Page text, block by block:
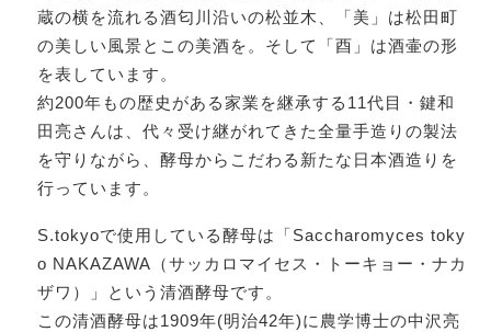
蔵の横を流れる酒匂川沿いの松並木、「美」は松田町
の美しい風景とこの美酒を。そして「酉」は酒壷の形
を表しています。
約200年もの歴史がある家業を継承する11代目・鍵和
田亮さんは、代々受け継がれてきた全量手造りの製法
を守りながら、酵母からこだわる新たな日本酒造りを
行っています。
S.tokyoで使用している酵母は「Saccharomyces toky
o NAKAZAWA（サッカロマイセス・トーキョー・ナカ
ザワ）」という清酒酵母です。
この清酒酵母は1909年(明治42年)に農学博士の中沢亮